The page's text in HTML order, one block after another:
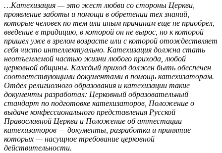
…Катехизация — это жест любви со стороны Церкви,
проявление заботы и помощи в обретении тех знаний,
которые человек по тем или иным причинам еще не приобрел,
введение в традицию, в которой он не вырос, но к которой
пришел уже в зрелом возрасте или с которой отождествляет
себя чисто интеллектуально. Катехизация должна стать
неотъемлемой частью жизни любого прихода, любой
церковной общины. Каждый приход должен быть обеспечен
соответствующими документами в помощь катехизаторам.
Отдел религиозного образования и катехизации такие
документы разработал: Церковный образовательный
стандарт по подготовке катехизаторов, Положение о
выдаче конфессионального представления Русской
Православной Церкви и Положение об аттестации
катехизаторов — документы, разработка и принятие
которых — насущное требование церковной
действительности.